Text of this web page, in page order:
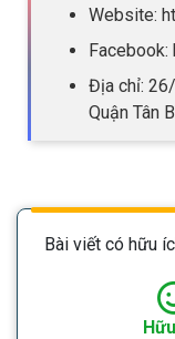
Website:
Địa chỉ:
Quận Tân
Bài viết có hữu